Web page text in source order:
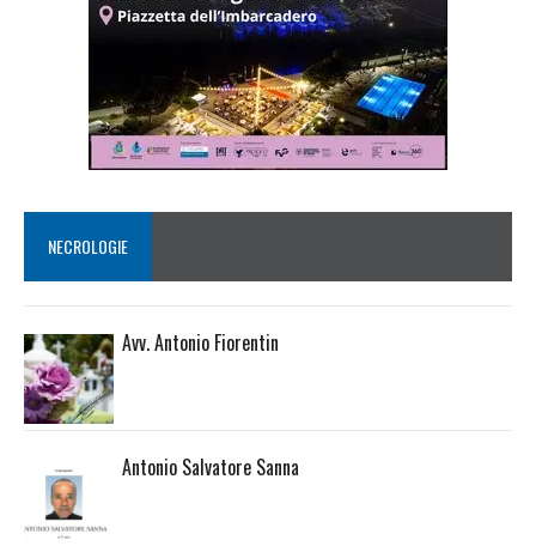
NECROLOGIE
Avv. Antonio Fiorentin
Antonio Salvatore Sanna